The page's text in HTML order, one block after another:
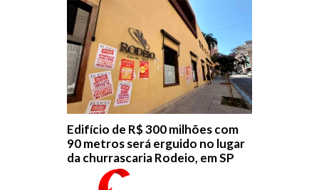
Edifício de R$ 300 milhões com
90 metros será erguido no lugar
da churrascaria Rodeio, em SP